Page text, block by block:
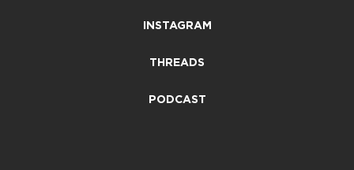
INSTAGRAM
THREADS
PODCAST